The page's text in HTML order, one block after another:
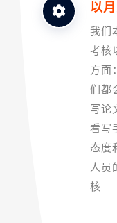
以
我们
考核
方面
们都
写论
看写
态度
人员
核